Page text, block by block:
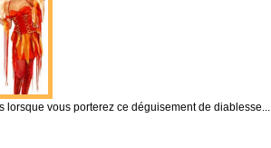
lorsque vous porterez ce déguisement de diablesse...